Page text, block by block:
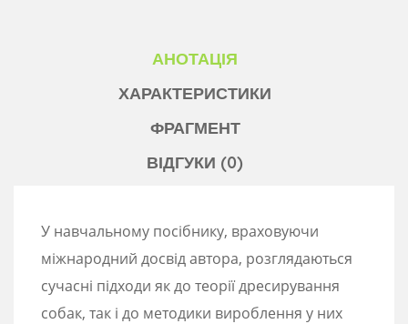
АНОТАЦІЯ
ХАРАКТЕРИСТИКИ
ФРАГМЕНТ
ВІДГУКИ (0)
У навчальному посібнику, враховуючи
міжнародний досвід автора, розглядаються
сучасні підходи як до теорії дресирування
собак, так і до методики вироблення у них